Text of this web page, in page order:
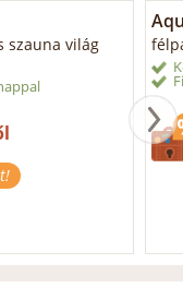
szauna világ